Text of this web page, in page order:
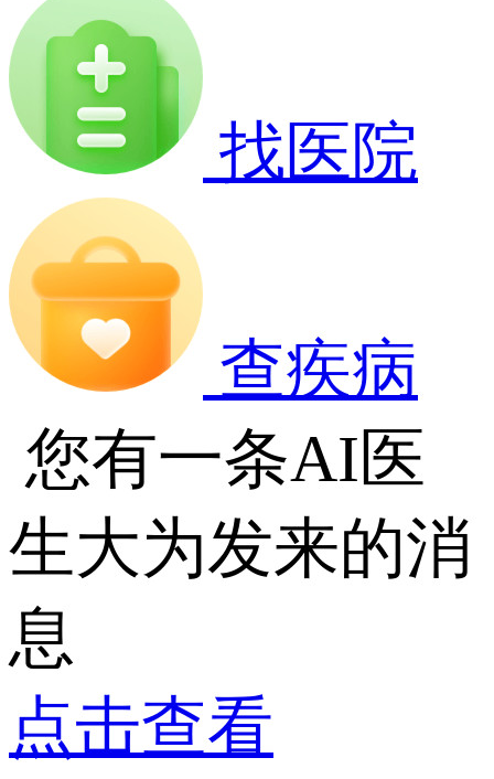
找医院
查疾病
您有一条AI医
生大为发来的消
息
点击查看